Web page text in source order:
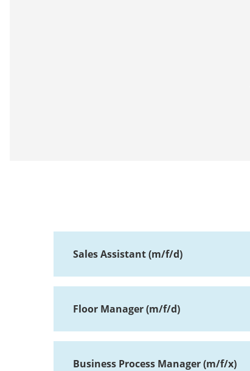
Sales Assistant (m/f/d)
Floor Manager (m/f/d)
Business Process Manager (m/f/x)